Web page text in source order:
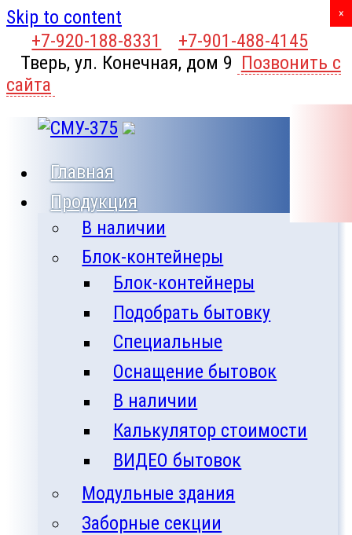
Skip to content
+7-920-188-8331
+7-901-488-4145
Тверь, ул. Конечная, дом 9 Позвонить с
сайта
Главная
Продукция
В наличии
Блок-контейнеры
Блок-контейнеры
Подобрать бытовку
Специальные
Оснащение бытовок
В наличии
Калькулятор стоимости
ВИДЕО бытовок
Модульные здания
Заборные секции
X
×